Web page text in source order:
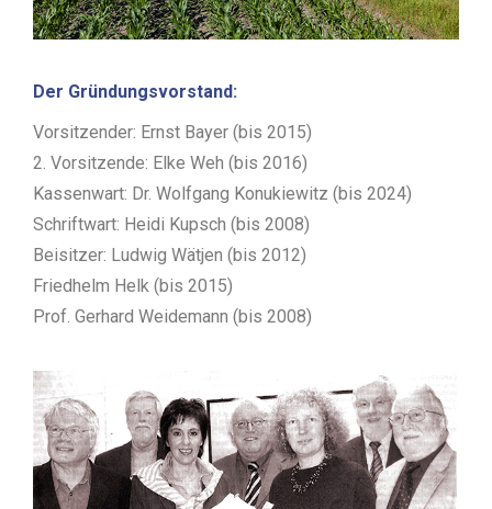
Der Gründungsvorstand:
Vorsitzender: Ernst Bayer (bis 2015)
2. Vorsitzende: Elke Weh (bis 2016)
Kassenwart: Dr. Wolfgang Konukiewitz (bis 2024)
Schriftwart: Heidi Kupsch (bis 2008)
Beisitzer: Ludwig Wätjen (bis 2012)
Friedhelm Helk (bis 2015)
Prof. Gerhard Weidemann (bis 2008)